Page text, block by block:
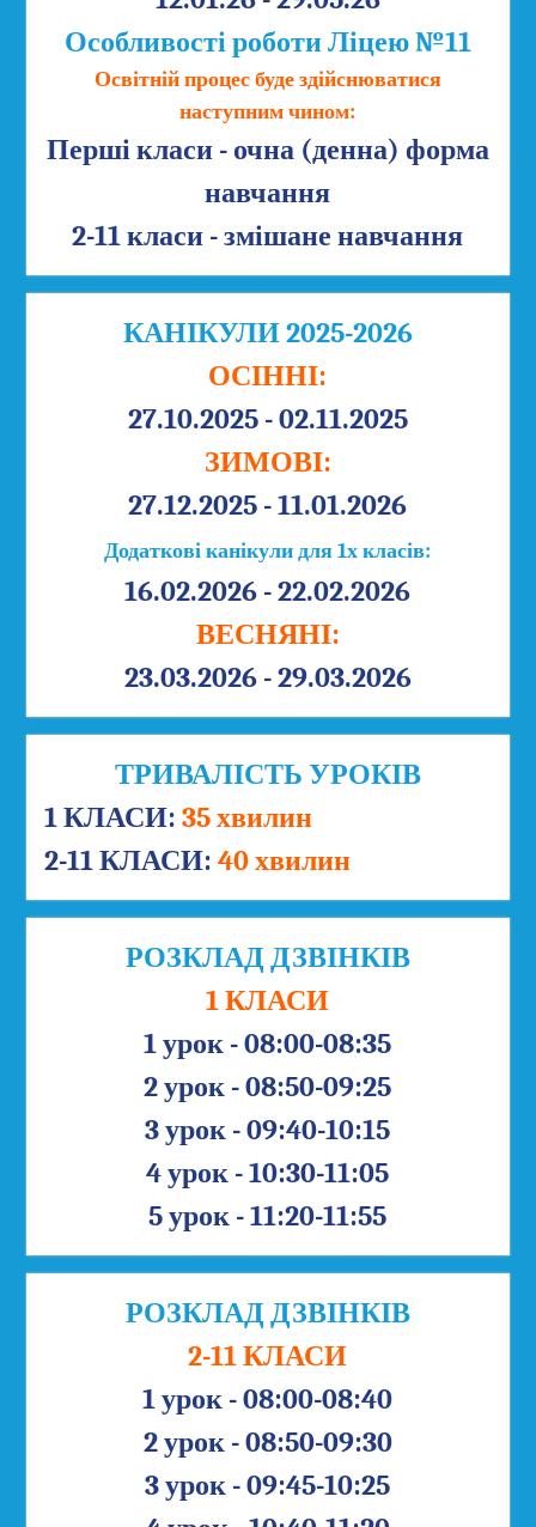
Особливості роботи Ліцею №11
Освітній процес буде здійснюватися
наступним чином:
Перші класи - очна (денна) форма
навчання
2-11 класи - змішане навчання
КАНІКУЛИ 2025-2026
ОСІННІ:
27.10.2025 - 02.11.2025
ЗИМОВІ:
27.12.2025 - 11.01.2026
Додаткові канікули для 1х класів:
16.02.2026 - 22.02.2026
ВЕСНЯНІ:
23.03.2026 - 29.03.2026
ТРИВАЛІСТЬ УРОКІВ
1 КЛАСИ: 35 хвилин
2-11 КЛАСИ: 40 хвилин
РОЗКЛАД ДЗВІНКІВ
1 КЛАСИ
1 урок - 08:00-08:35
2 урок - 08:50-09:25
3 урок - 09:40-10:15
4 урок - 10:30-11:05
5 урок - 11:20-11:55
РОЗКЛАД ДЗВІНКІВ
2-11 КЛАСИ
1 урок - 08:00-08:40
2 урок - 08:50-09:30
3 урок - 09:45-10:25